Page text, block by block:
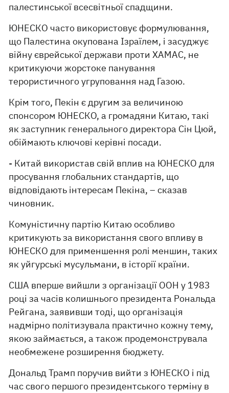
палестинської всесвітньої спадщини.
ЮНЕСКО часто використовує формулювання,
що Палестина окупована Ізраїлем, і засуджує
війну єврейської держави проти ХАМАС, не
критикуючи жорстоке панування
терористичного угруповання над Газою.
Крім того, Пекін є другим за величиною
спонсором ЮНЕСКО, а громадяни Китаю, такі
як заступник генерального директора Сін Цюй,
обіймають ключові керівні посади.
- Китай використав свій вплив на ЮНЕСКО для
просування глобальних стандартів, що
відповідають інтересам Пекіна, – сказав
чиновник.
Комуністичну партію Китаю особливо
критикують за використання свого впливу в
ЮНЕСКО для применшення ролі меншин, таких
як уйгурські мусульмани, в історії країни.
США вперше вийшли з організації ООН у 1983
році за часів колишнього президента Рональда
Рейгана, заявивши тоді, що організація
надмірно політизувала практично кожну тему,
якою займається, а також продемонструвала
необмежене розширення бюджету.
Дональд Трамп поручив вийти з ЮНЕСКО і під
час свого першого президентського терміну в